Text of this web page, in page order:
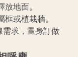
放地面。
框或植栽牆。
需求，量身訂做